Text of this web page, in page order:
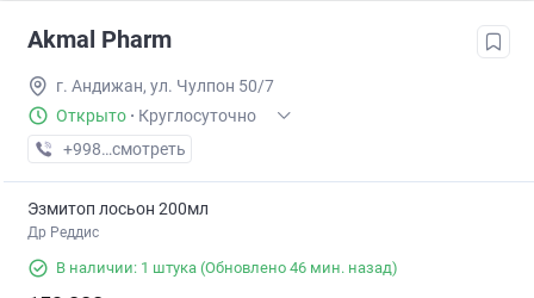
Akmal Pharm
г. Андижан, ул. Чулпон 50/7
Открыто · Круглосуточно
+998 (91) XXX-XX-XX
смотреть
Эзмитоп лосьон 200мл
Др Реддис
В наличии: 1 штука (Обновлено 46 мин. назад)